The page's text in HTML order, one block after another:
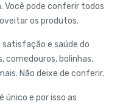
Você pode conferir todos
os produtos.
satisfação e saúde do
comedouros, bolinhas,
Não deixe de conferir.
único e por isso as